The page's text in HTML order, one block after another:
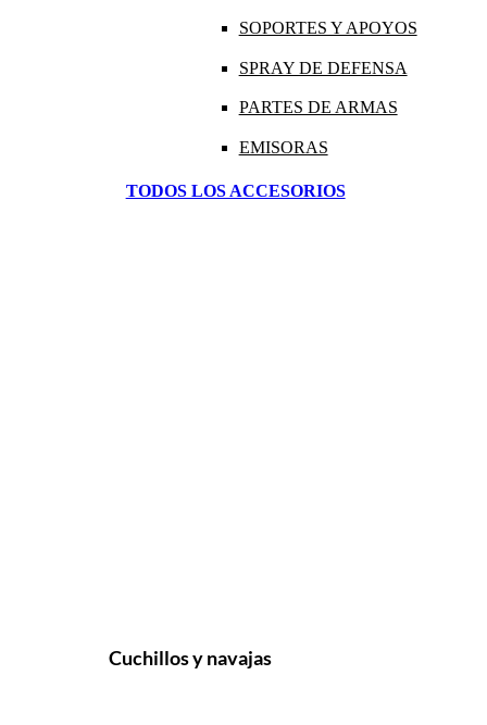
SOPORTES Y APOYOS
SPRAY DE DEFENSA
PARTES DE ARMAS
EMISORAS
TODOS LOS ACCESORIOS
Cuchillos y navajas